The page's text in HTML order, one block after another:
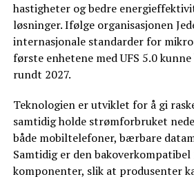
hastigheter og bedre
løsninger. Ifølge organisasjonen
internasjonale standarder for
første enhetene med UFS 5.0
rundt 2027.
Teknologien er utviklet for å gi
samtidig holde strømforbruket
både mobiltelefoner, bærbare
Samtidig er den bakoverkompatibel
komponenter, slik at produsenter